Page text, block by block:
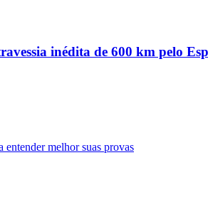
inédita de 600 km pelo
melhor suas provas